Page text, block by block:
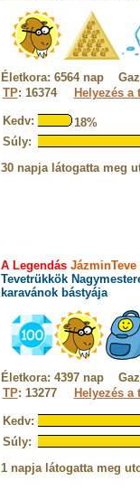
Életkora: 6564 nap
TP: 16374 Helyezés a
Kedv:
18%
Súly:
30 napja látogatta meg
A LegendásJázminTeve
Tevetrükkök
karavánok bástyája
Életkora: 4397 nap
TP: 13277 Helyezés a
Kedv:
Súly:
1 napja látogatta meg